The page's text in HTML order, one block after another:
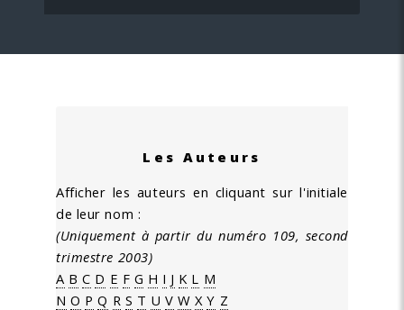
Les Auteurs
Afficher les auteurs en cliquant sur l'initiale
de leur nom :
(Uniquement à partir du numéro 109, second
trimestre 2003)
A B C D E F G H I J K L M
N O P Q R S T U V W X Y Z